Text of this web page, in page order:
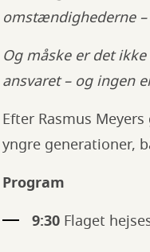
omstændighederne
Og måske er det
ansvaret – og ingen
Efter Rasmus
yngre generationer,
Program
9:30 Flaget